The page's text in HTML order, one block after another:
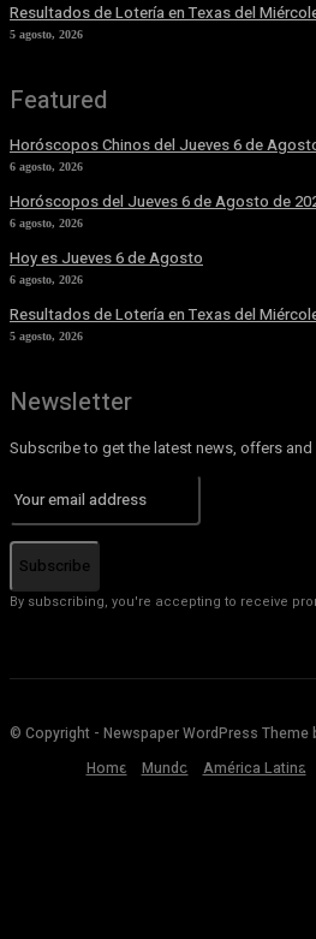
Resultados de Lotería en Texas del
5 agosto, 2026
Featured
Horóscopos Chinos del Jueves 6 de
6 agosto, 2026
Horóscopos del Jueves 6 de Agosto de
6 agosto, 2026
Hoy es Jueves 6 de Agosto
6 agosto, 2026
Resultados de Lotería en Texas del
5 agosto, 2026
Newsletter
Subscribe to get the latest news, offers
Subscribe
By subscribing, you're accepting to receive
© Copyright - Newspaper WordPress Theme
Home
Mundo América Latina